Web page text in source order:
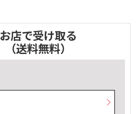
お店で受け取る
（送料無料）